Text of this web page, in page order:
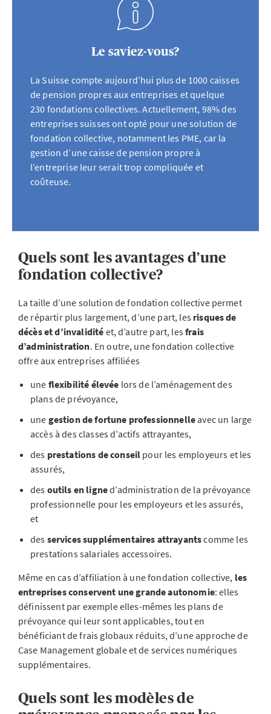
Le saviez-vous?
La Suisse compte aujourd’hui plus de 1000 caisses
de pension propres aux entreprises et quelque
230 fondations collectives. Actuellement, 98% des
entreprises suisses ont opté pour une solution de
fondation collective, notamment les PME, car la
gestion d’une caisse de pension propre à
l’entreprise leur serait trop compliquée et
coûteuse.
Quels sont les avantages d’une
fondation collective?
La taille d’une solution de fondation collective permet
de répartir plus largement, d’une part, les risques de
décès et d’invalidité et, d’autre part, lesfrais
d’administration. En outre, une fondation collective
offre aux entreprises affiliées
une flexibilité élevée lors de l’aménagement des
plans de prévoyance,
une gestion de fortune professionnelleavec un large
accès à des classes d’actifs attrayantes,
des prestations de conseil pour les employeurs et les
assurés,
des outils en ligned’administration de la prévoyance
professionnelle pour les employeurs et les assurés,
et
des services supplémentaires attrayantscomme les
prestations salariales accessoires.
Même en cas d’affiliation à une fondation collective, les
entreprises conservent une grande autonomie: elles
définissent par exemple elles-mêmes les plans de
prévoyance qui leur sont applicables, tout en
bénéficiant de frais globaux réduits, d’une approche de
Case Management globale et de services numériques
supplémentaires.
Quels sont les modèles de